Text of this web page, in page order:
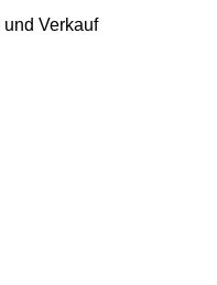
Verkauf